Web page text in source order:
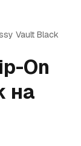
Vault Black
On
на